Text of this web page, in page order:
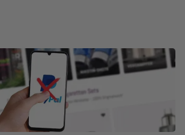
eine Gesamtübersicht zu geben.